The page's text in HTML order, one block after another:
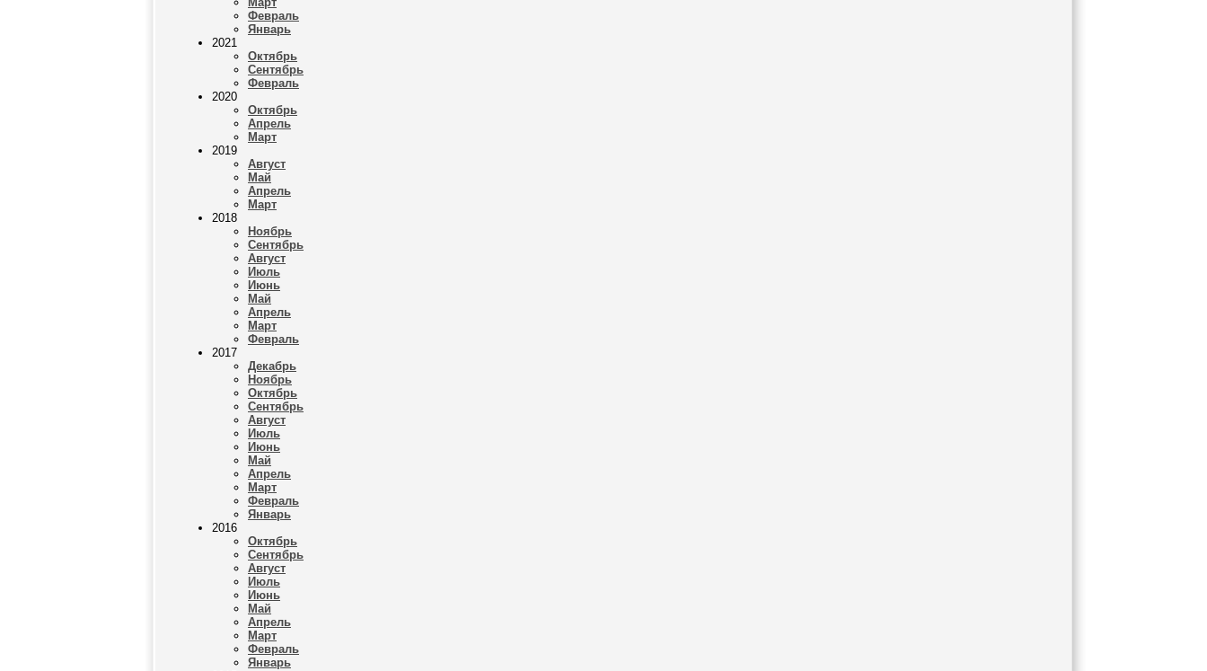
Февраль
Январь
2021
Октябрь
Сентябрь
Февраль
2020
Октябрь
Апрель
Март
2019
Август
Май
Апрель
Март
2018
Ноябрь
Сентябрь
Август
Июль
Июнь
Май
Апрель
Март
Февраль
2017
Декабрь
Ноябрь
Октябрь
Сентябрь
Август
Июль
Июнь
Май
Апрель
Март
Февраль
Январь
2016
Октябрь
Сентябрь
Август
Июль
Июнь
Май
Апрель
Март
Февраль
Январь